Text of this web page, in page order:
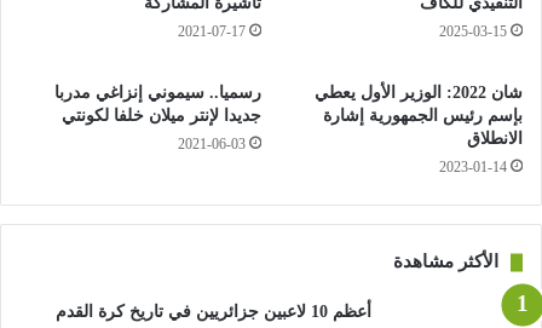
2025-03-15
2021-07-17
شان 2022: الوزير الأول يعطي
بإسم رئيس الجمهورية إشارة
الانطلاق
2023-01-14
رسميا.. سيموني إنزاغي مدربا
جديدا لإنتر ميلان خلفا لكونتي
2021-06-03
الأكثر مشاهدة
أعظم 10 لاعبين جزائريين في تاريخ كرة القدم